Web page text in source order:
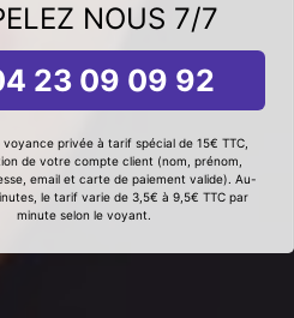
NOUS 7/7
23 09 09 92
voyance privée à tarif spécial de 15€ TTC,
de votre compte client (nom, prénom,
email et carte de paiement valide). Au-
le tarif varie de 3,5€ à 9,5€ TTC par
minute selon le voyant.